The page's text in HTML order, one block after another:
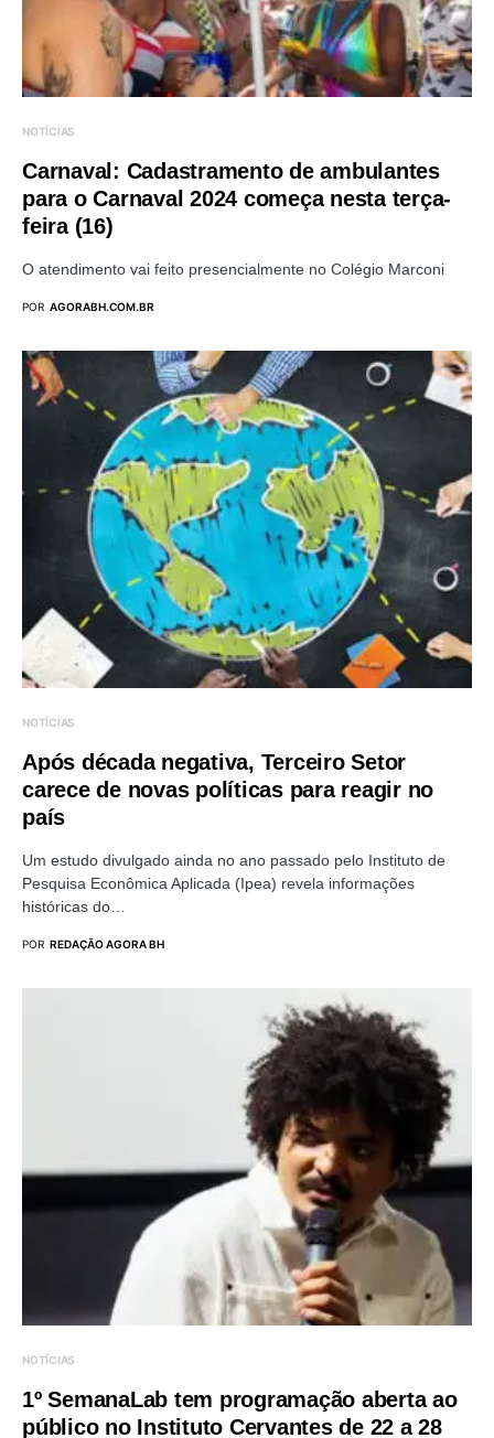
NOTÍCIAS
Carnaval: Cadastramento de ambulantes
para o Carnaval 2024 começa nesta terça-
feira (16)
O atendimento vai feito presencialmente no Colégio Marconi
POR AGORABH.COM.BR
NOTÍCIAS
Após década negativa, Terceiro Setor
carece de novas políticas para reagir no
país
Um estudo divulgado ainda no ano passado pelo Instituto de
Pesquisa Econômica Aplicada (Ipea) revela informações
históricas do…
POR REDAÇÃO AGORA BH
NOTÍCIAS
1º SemanaLab tem programação aberta ao
público no Instituto Cervantes de 22 a 28